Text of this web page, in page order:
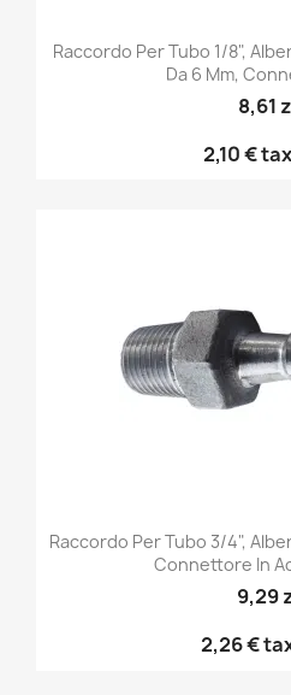
Raccordo Per Tubo 1/8",
Da 6 Mm,
8,61
2,10 €
Raccordo Per Tubo 3/4",
Connettore In
9,29
2,26 €